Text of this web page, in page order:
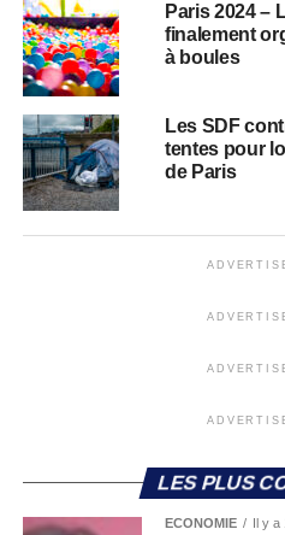
Paris 2024 –
finalement
à boules
Les SDF
tentes pour
de Paris
LES PLUS
ECONOMIE Il y a